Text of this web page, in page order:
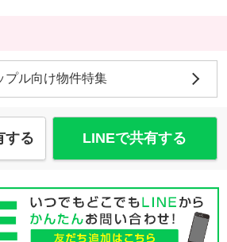
プル向け物件特集
する LINEで共有する